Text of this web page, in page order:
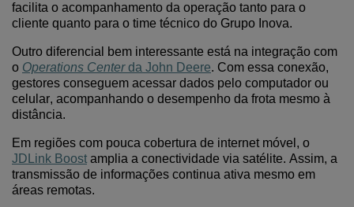
facilita o acompanhamento da operação tanto para o
cliente quanto para o time técnico do Grupo Inova.
Outro diferencial bem interessante está na integração com
o Operations Centerda John Deere. Com essa conexão,
gestores conseguem acessar dados pelo computador ou
celular, acompanhando o desempenho da frota mesmo à
distância.
Em regiões com pouca cobertura de internet móvel, o
JDLink Boost amplia a conectividade via satélite. Assim, a
transmissão de informações continua ativa mesmo em
áreas remotas.